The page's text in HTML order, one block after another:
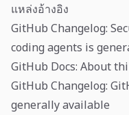
แหล่งอ้างอิง
GitHub Changelog:
coding agents is
GitHub Docs: About
GitHub Changelog:
generally available